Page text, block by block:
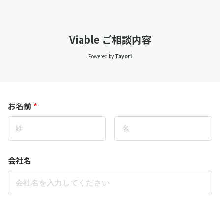
Viable ご相談内容
Powered by Tayori
お名前 *
会社名